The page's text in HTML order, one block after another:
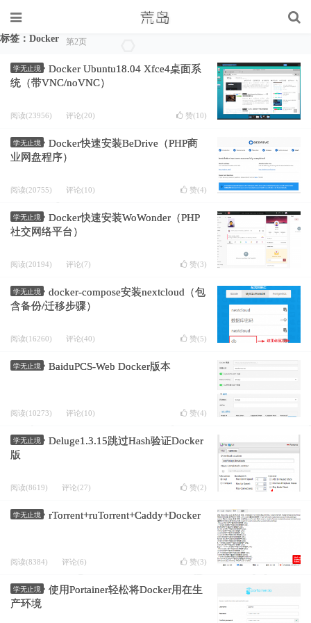
标签：Docker 第2页
学无止境
Docker Ubuntu18.04 Xfce4桌面系
统（带VNC/noVNC）
阅读(23956) 评论(20) 赞(10)
学无止境
Docker快速安装BeDrive（PHP商
业网盘程序）
阅读(20755) 评论(10) 赞(4)
学无止境
Docker快速安装WoWonder（PHP
社交网络平台）
阅读(20194) 评论(7) 赞(3)
学无止境
docker-compose安装nextcloud（包
含备份/迁移步骤）
阅读(16260) 评论(40) 赞(5)
学无止境 BaiduPCS-Web Docker版本
阅读(10273) 评论(10) 赞(4)
学无止境
Deluge1.3.15跳过Hash验证Docker
版
阅读(8619) 评论(27) 赞(2)
学无止境 rTorrent+ruTorrent+Caddy+Docker
阅读(8384) 评论(6) 赞(3)
学无止境
使用Portainer轻松将Docker用在生
产环境